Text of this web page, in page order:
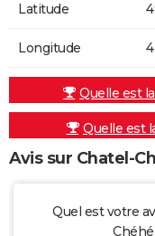
Latitude
Longitude
Quelle est
Quelle est
Avis sur Chatel-
Quel est votre